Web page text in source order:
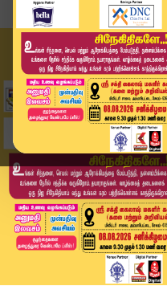
எல்லாத்தையும் பண்ணிட்டு